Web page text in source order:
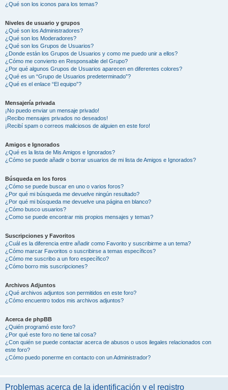
¿Qué son los iconos para los temas?
Niveles de usuario y grupos
¿Qué son los Administradores?
¿Qué son los Moderadores?
¿Qué son los Grupos de Usuarios?
¿Donde están los Grupos de Usuarios y como me puedo unir a ellos?
¿Cómo me convierto en Responsable del Grupo?
¿Por qué algunos Grupos de Usuarios aparecen en diferentes colores?
¿Qué es un “Grupo de Usuarios predeterminado”?
¿Qué es el enlace “El equipo”?
Mensajería privada
¡No puedo enviar un mensaje privado!
¡Recibo mensajes privados no deseados!
¡Recibí spam o correos maliciosos de alguien en este foro!
Amigos e Ignorados
¿Qué es la lista de Mis Amigos e Ignorados?
¿Cómo se puede añadir o borrar usuarios de mi lista de Amigos e Ignorados?
Búsqueda en los foros
¿Cómo se puede buscar en uno o varios foros?
¿Por qué mi búsqueda me devuelve ningún resultado?
¿Por qué mi búsqueda me devuelve una página en blanco?
¿Cómo busco usuarios?
¿Como se puede encontrar mis propios mensajes y temas?
Suscripciones y Favoritos
¿Cuál es la diferencia entre añadir como Favorito y suscribirme a un tema?
¿Cómo marcar Favoritos o suscribirse a temas específicos?
¿Cómo me suscribo a un foro específico?
¿Cómo borro mis suscripciones?
Archivos Adjuntos
¿Qué archivos adjuntos son permitidos en este foro?
¿Cómo encuentro todos mis archivos adjuntos?
Acerca de phpBB
¿Quién programó este foro?
¿Por qué este foro no tiene tal cosa?
¿Con quién se puede contactar acerca de abusos o usos ilegales relacionados con
este foro?
¿Cómo puedo ponerme en contacto con un Administrador?
Problemas acerca de la identificación y el registro